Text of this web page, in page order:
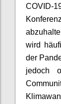
COVID-
wird
der
jedoch